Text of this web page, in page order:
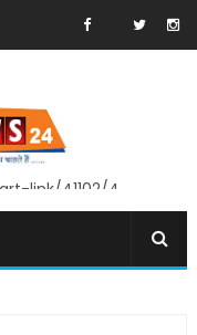
link/41102/4